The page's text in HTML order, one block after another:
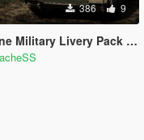
386 9
Livery Pack (USSR&UA)